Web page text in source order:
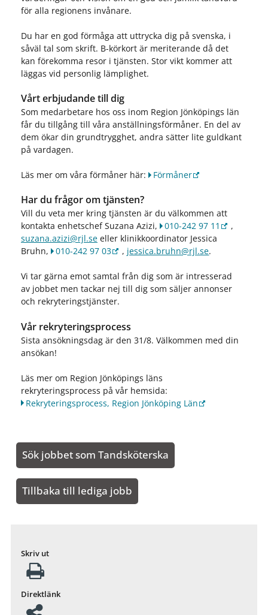
för alla regionens invånare.
Du har en god förmåga att uttrycka dig på svenska, i
såväl tal som skrift. B-körkort är meriterande då det
kan förekomma resor i tjänsten. Stor vikt kommer att
läggas vid personlig lämplighet.
Vårt erbjudande till dig
Som medarbetare hos oss inom Region Jönköpings län
får du tillgång till våra anställningsförmåner. En del av
dem ökar din grundtrygghet, andra sätter lite guldkant
på vardagen.
Läs mer om våra förmåner här: Förmåner
Har du frågor om tjänsten?
Vill du veta mer kring tjänsten är du välkommen att
kontakta enhetschef Suzana Azizi,
010-242 97 11
,
suzana.azizi@rjl.seeller klinikkoordinator Jessica
Bruhn,
010-242 97 03 , jessica.bruhn@rjl.se.
Vi tar gärna emot samtal från dig som är intresserad
av jobbet men tackar nej till dig som säljer annonser
och rekryteringstjänster.
Vår rekryteringsprocess
Sista ansökningsdag är den 31/8. Välkommen med din
ansökan!
Läs mer om Region Jönköpings läns
rekryteringsprocess på vår hemsida:
Rekryteringsprocess, Region Jönköping Län
Sök jobbet som Tandsköterska
Tillbaka till lediga jobb
Skriv ut
Direktlänk